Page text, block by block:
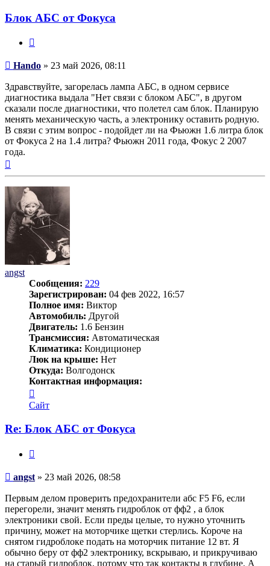
Блок АБС от Фокуса
Сообщение
Hando » 23 май 2026, 08:11
Здравствуйте, загорелась лампа АБС, в одном сервисе
диагностика выдала "Нет связи с блоком АБС", в другом
сказали после диагностики, что полетел сам блок. Планирую
менять механическую часть, а электронику оставить родную.
В связи с этим вопрос - подойдет ли на Фьюжн 1.6 литра блок
от Фокуса 2 на 1.4 литра? Фьюжн 2011 года, Фокус 2 2007
года.
angst
Сообщения: 229
Зарегистрирован: 04 фев 2022, 16:57
Полное имя: Виктор
Автомобиль: Другой
Двигатель: 1.6 Бензин
Трансмиссия: Автоматическая
Климатика: Кондиционер
Люк на крыше: Нет
Откуда: Волгодонск
Контактная информация:
информация
пользователя
Сайт
Re: Блок АБС от Фокуса
Сообщение
angst » 23 май 2026, 08:58
Первым делом проверить предохранители абс F5 F6, если
перегорели, значит менять гидроблок от фф2 , а блок
электроники свой. Если преды целые, то нужно уточнить
причину, может на моторчике щетки стерлись. Короче на
снятом гидроблоке подать на моторчик питание 12 вт. Я
обычно беру от фф2 электронику, вскрываю, и прикручиваю
на старый гидроблок, потому что так контакты в глубине. А